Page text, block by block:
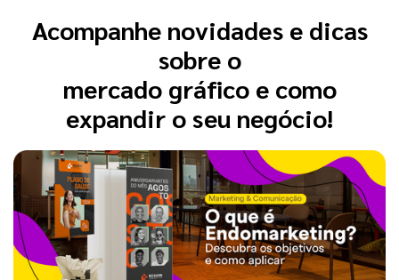
Acompanhe novidades e dicas
sobre o
mercado gráfico e como
expandir o seu negócio!